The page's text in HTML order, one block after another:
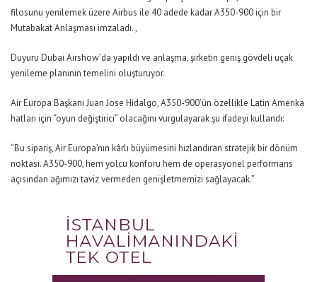
filosunu yenilemek üzere Airbus ile 40 adede kadar A350-900 için bir
Mutabakat Anlaşması imzaladı. ,
Duyuru Dubai Airshow’da yapıldı ve anlaşma, şirketin geniş gövdeli uçak
yenileme planının temelini oluşturuyor.
Air Europa Başkanı Juan Jose Hidalgo, A350-900’ün özellikle Latin Amerika
hatları için “oyun değiştirici” olacağını vurgulayarak şu ifadeyi kullandı:
“Bu sipariş, Air Europa’nın kârlı büyümesini hızlandıran stratejik bir dönüm
noktası. A350-900, hem yolcu konforu hem de operasyonel performans
açısından ağımızı taviz vermeden genişletmemizi sağlayacak.”